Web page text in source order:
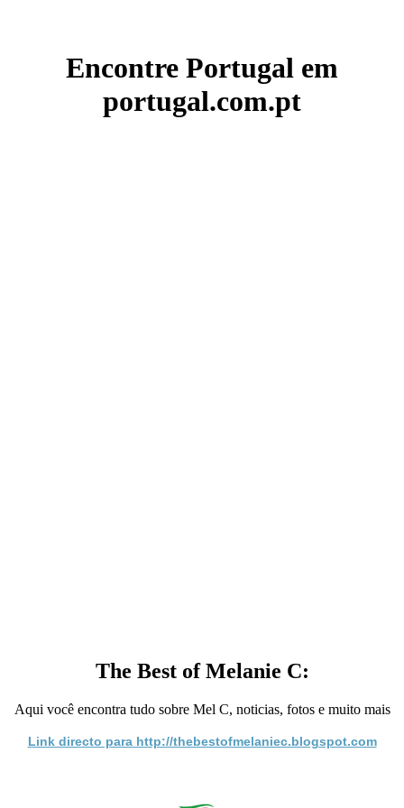
Encontre Portugal em
portugal.com.pt
The Best of Melanie C:
Aqui você encontra tudo sobre Mel C, noticias, fotos e muito mais
Link directo para http://thebestofmelaniec.blogspot.com